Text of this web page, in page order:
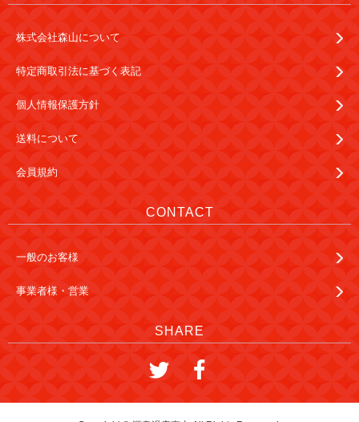
株式会社森山について
特定商取引法に基づく表記
個人情報保護方針
送料について
会員規約
CONTACT
一般のお客様
事業者様・営業
SHARE